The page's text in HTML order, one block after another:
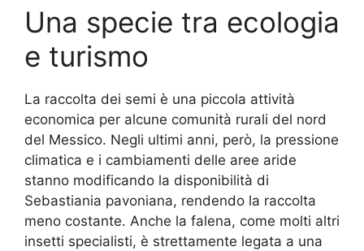
Una specie tra ecologia
e turismo
La raccolta dei semi è una piccola attività
economica per alcune comunità rurali del nord
del Messico. Negli ultimi anni, però, la pressione
climatica e i cambiamenti delle aree aride
stanno modificando la disponibilità di
Sebastiania pavoniana, rendendo la raccolta
meno costante. Anche la falena, come molti altri
insetti specialisti, è strettamente legata a una